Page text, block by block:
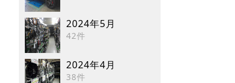
2024年5月
42件
2024年4月
38件